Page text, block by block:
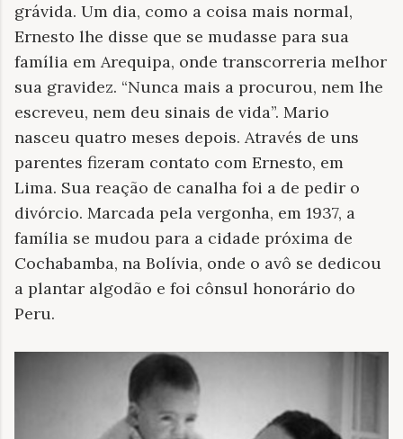
grávida. Um dia, como a coisa mais normal,
Ernesto lhe disse que se mudasse para sua
família em Arequipa, onde transcorreria melhor
sua gravidez. “Nunca mais a procurou, nem lhe
escreveu, nem deu sinais de vida”. Mario
nasceu quatro meses depois. Através de uns
parentes fizeram contato com Ernesto, em
Lima. Sua reação de canalha foi a de pedir o
divórcio. Marcada pela vergonha, em 1937, a
família se mudou para a cidade próxima de
Cochabamba, na Bolívia, onde o avô se dedicou
a plantar algodão e foi cônsul honorário do
Peru.